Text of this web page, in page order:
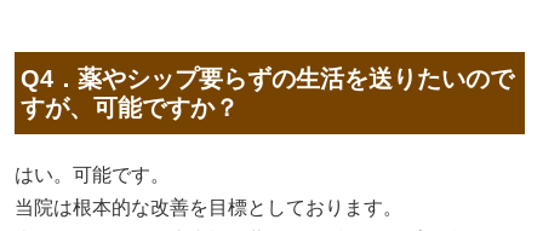
Q4．薬やシップ要らずの生活を送りたいので
すが、可能ですか？
はい。可能です。
当院は根本的な改善を目標としております。